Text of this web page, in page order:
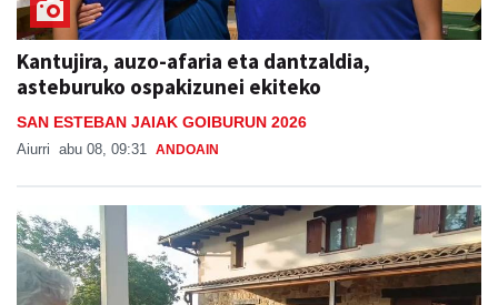
Kantujira, auzo-afaria eta dantzaldia,
asteburuko ospakizunei ekiteko
SAN ESTEBAN JAIAK GOIBURUN 2026
Aiurri abu 08, 09:31 ANDOAIN